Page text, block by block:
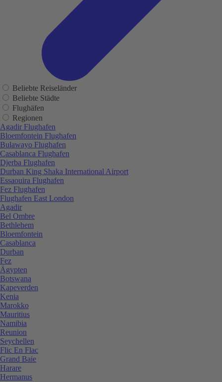
Beliebte Reiseländer
Beliebte Städte
Flughäfen
Regionen
Agadir Flughafen
Bloemfontein Flughafen
Bulawayo Flughafen
Casablanca Flughafen
Djerba Flughafen
Durban King Shaka International Airport
Essaouira Flughafen
Fez Flughafen
Flughafen East London
Agadir
Bel Ombre
Bethlehem
Bloemfontein
Casablanca
Durban
Fez
Ägypten
Botswana
Kapeverden
Kenia
Marokko
Mauritius
Namibia
Reunion
Seychellen
Flic En Flac
Grand Baie
Harare
Hermanus